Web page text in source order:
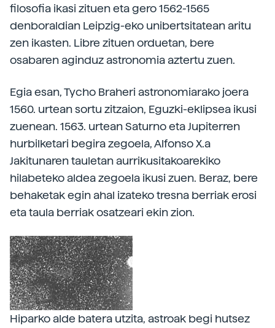
filosofia ikasi zituen eta gero 1562-1565
denboraldian Leipzig-eko unibertsitatean aritu
zen ikasten. Libre zituen orduetan, bere
osabaren aginduz astronomia aztertu zuen.
Egia esan, Tycho Braheri astronomiarako joera
1560. urtean sortu zitzaion, Eguzki-eklipsea ikusi
zuenean. 1563. urtean Saturno eta Jupiterren
hurbilketari begira zegoela, Alfonso X.a
Jakitunaren tauletan aurrikusitakoarekiko
hilabeteko aldea zegoela ikusi zuen. Beraz, bere
behaketak egin ahal izateko tresna berriak erosi
eta taula berriak osatzeari ekin zion.
Hiparko alde batera utzita, astroak begi hutsez